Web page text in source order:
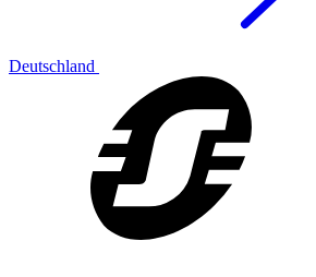
Deutschland